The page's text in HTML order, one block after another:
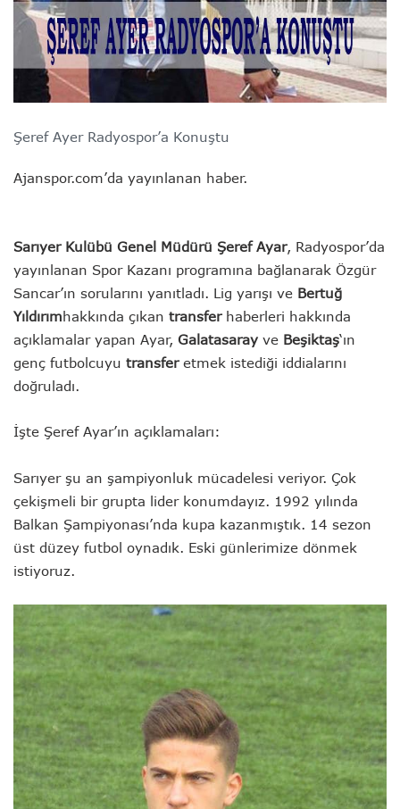
Şeref Ayer Radyospor’a Konuştu
Ajanspor.com’da yayınlanan haber.
Sarıyer Kulübü Genel Müdürü Şeref Ayar, Radyospor’da
yayınlanan Spor Kazanı programına bağlanarak Özgür
Sancar’ın sorularını yanıtladı. Lig yarışı ve Bertuğ
Yıldırımhakkında çıkan transferhaberleri hakkında
açıklamalar yapan Ayar, Galatasaray ve Beşiktaş‘ın
genç futbolcuyu transferetmek istediği iddialarını
doğruladı.
İşte Şeref Ayar’ın açıklamaları:
Sarıyer şu an şampiyonluk mücadelesi veriyor. Çok
çekişmeli bir grupta lider konumdayız. 1992 yılında
Balkan Şampiyonası’nda kupa kazanmıştık. 14 sezon
üst düzey futbol oynadık. Eski günlerimize dönmek
istiyoruz.